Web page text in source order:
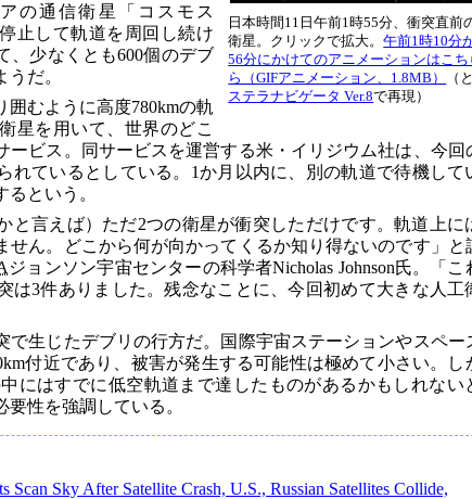
日本時間11日午前1時55分、衝突直前
衛星。クリックで拡大。午前1時10分
56分にかけてのアニメーションはこち
ら（GIFアニメーション、1.8MB）
（
ステラナビゲータ Ver.8で再現）
の通信衛星「コスモス
止して軌道を周回し続け
、少なくとも600個のデブ
だ。
むように高度780kmの軌
星を用いて、世界のどこ
ービス。同サービスを運営する米・イリジウム社は、今回
れているとしている。1か月以内に、別の軌道で待機して
という。
と言えば）ただ2つの衛星が衝突しただけです。軌道上に
せん。どこから何が向かってくるか知り得ないのです」と
ジョンソン宇宙センターの科学者Nicholas Johnson氏。「こ
は3件ありました。残念なことに、今回初めて大きな人工
で生じたデブリの行方だ。国際宇宙ステーションやスペー
付近であり、被害が発生する可能性は極めて小さい。し
中にはすでに低空軌道まで達したものがあるかもしれない
性を強調している。
Scan Sky After Satellite Crash, U.S., Russian Satellites Collide,